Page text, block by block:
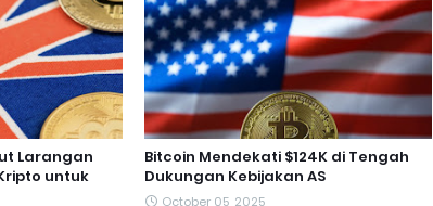
Larangan
untuk
Bitcoin Mendekati $124K di Tengah
Dukungan Kebijakan AS
October 05, 2025